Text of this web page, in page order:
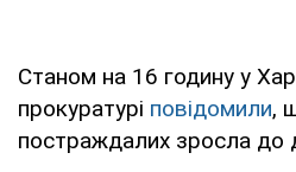
Станом на 16 годину у
прокуратурі повідомили,
постраждалих зросла до